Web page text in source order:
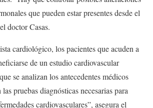
que pueden estar presentes desde el
doctor Casas.
cardiológico, los pacientes que acuden a
de un estudio cardiovascular
se analizan los antecedentes médicos
pruebas diagnósticas necesarias para
cardiovasculares”, asegura el